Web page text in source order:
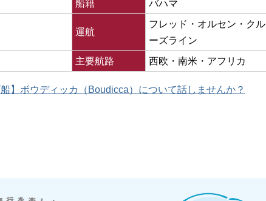
船籍 バハマ
運航
フレッド・オルセン・クル
ーズライン
主要航路 西欧・南米・アフリカ
船】ボウディッカ（Boudicca）について話しませんか？